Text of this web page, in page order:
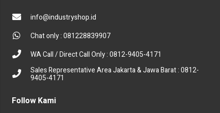
info@industryshop.id
Chat only : 081228839907
WA Call / Direct Call Only : 0812-9405-4171
Sales Representative Area Jakarta & Jawa Barat : 0812-
9405-4171
Follow Kami